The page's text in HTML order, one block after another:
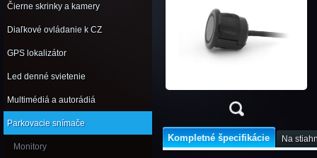
Čierne skrinky a kamery
Diaľkové ovládanie k CZ
GPS lokalizátor
Led denné svietenie
Multimédiá a autorádiá
Parkovacie snímače
Monitory
Kompletné špecifikácie Na